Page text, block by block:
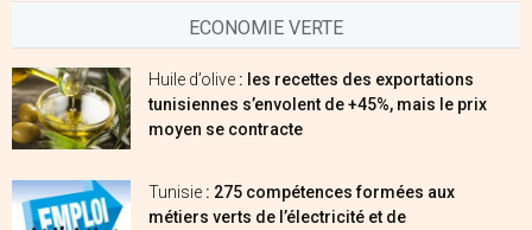
ECONOMIE VERTE
Huile d’olive : les recettes des exportations
tunisiennes s’envolent de +45%, mais le prix
moyen se contracte
Tunisie : 275 compétences formées aux
métiers verts de l’électricité et de